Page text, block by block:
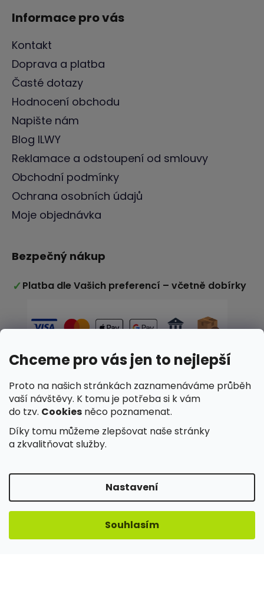
Chceme pro vás jen to nejlepší
Proto na našich stránkách zaznamenáváme průběh
vaší návštěvy. K tomu je potřeba si k vám
do tzv. Cookies něco poznamenat.
Díky tomu můžeme zlepšovat naše stránky
a zkvalitňovat služby.
Nastavení
Souhlasím
Informace pro vás
Kontakt
Doprava a platba
Časté dotazy
Hodnocení obchodu
Napište nám
Blog ILWY
Reklamace a odstoupení od smlouvy
Obchodní podmínky
Ochrana osobních údajů
Moje objednávka
Bezpečný nákup
✓ Platba dle Vašich preferencí – včetně dobírky
✓Spolehlivé doručení a snadné vyzvednutí